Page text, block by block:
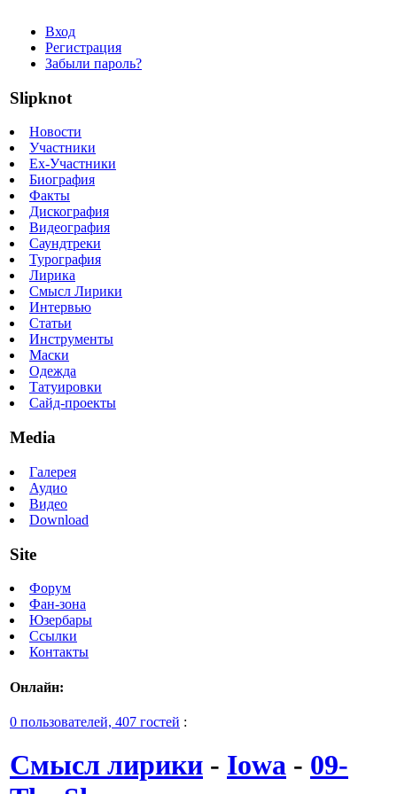
Вход
Регистрация
Забыли пароль?
Slipknot
Новости
Участники
Ex-Участники
Биография
Факты
Дискография
Видеография
Саундтреки
Турография
Лирика
Смысл Лирики
Интервью
Статьи
Инструменты
Маски
Одежда
Татуировки
Сайд-проекты
Media
Галерея
Аудио
Видео
Download
Site
Форум
Фан-зона
Юзербары
Ссылки
Контакты
Онлайн:
0 пользователей, 407 гостей :
Смысл лирики - Iowa - 09-